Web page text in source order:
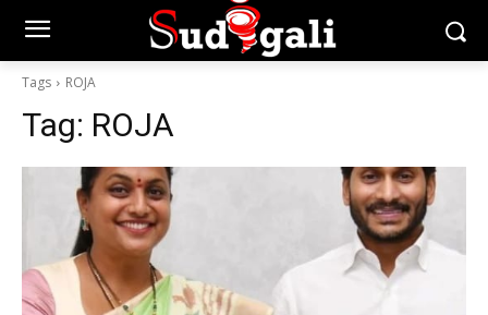
Tags ROJA
Tag: ROJA